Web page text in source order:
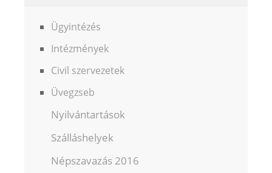
Ügyintézés
Intézmények
Civil szervezetek
Üvegzseb
Nyilvántartások
Szálláshelyek
Népszavazás 2016